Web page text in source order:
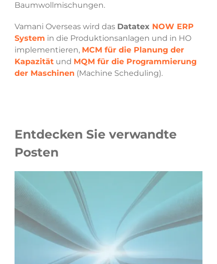
Baumwollmischungen.
Vamani Overseas wird das Datatex NOW ERP
System in die Produktionsanlagen und in HO
implementieren, MCM für die Planung der
Kapazität und MQM für die Programmierung
der Maschinen (Machine Scheduling).
Entdecken Sie verwandte
Posten